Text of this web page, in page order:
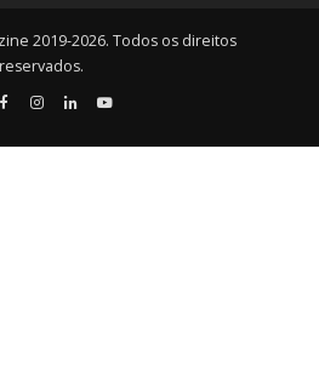
2019-2026. Todos os direitos
reservados.